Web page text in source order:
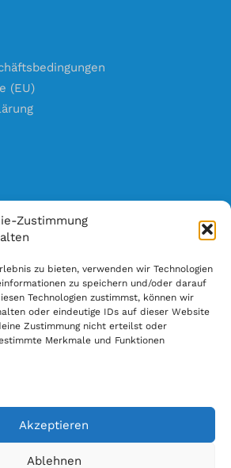
Zustimmung
zu bieten, verwenden wir Technologien
zu speichern und/oder darauf
Technologien zustimmst, können wir
oder eindeutige IDs auf dieser Website
Zustimmung nicht erteilst oder
Merkmale und Funktionen
Akzeptieren
Ablehnen
(EU)